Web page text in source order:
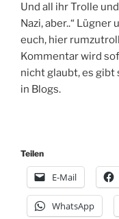
Und all ihr Trolle
Nazi, aber..“
euch, hier
Kommentar wird
nicht glaubt, es gibt
in Blogs.
Teilen
E-Mail
WhatsApp